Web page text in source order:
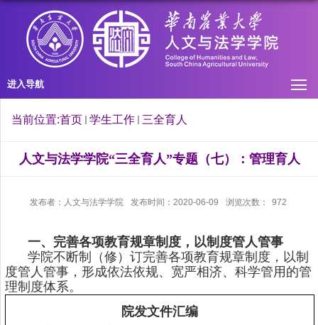
进入导航
当前位置:首页 学生工作 三全育人
人文与法学学院“三全育人”专题（七）：管理育人
发布者：人文与法学学院 发布时间：2020-06-09 浏览次数： 972
一、完善各项教育规章制度，以制度管人管事
学院不断制（修）订完善各项教育规章制度，以制
度管人管事，形成依法依规、宽严相济、科学管用的管
理制度体系。
院发文件汇编